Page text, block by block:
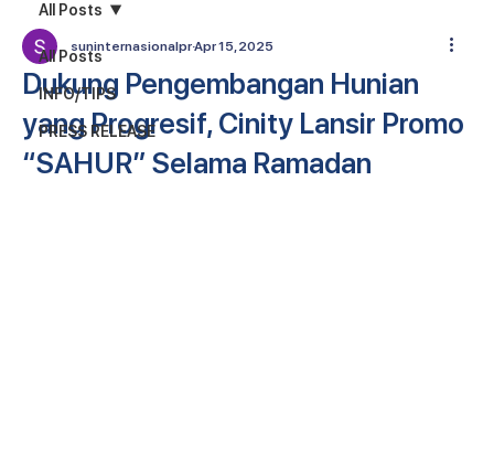
All Posts
INFO/TIPS
PRESS RELEASE
All Posts
Dukung Pengembangan Hunian
yang Progresif, Cinity Lansir Promo
“SAHUR” Selama Ramadan
suninternasionalprApr 15, 2025